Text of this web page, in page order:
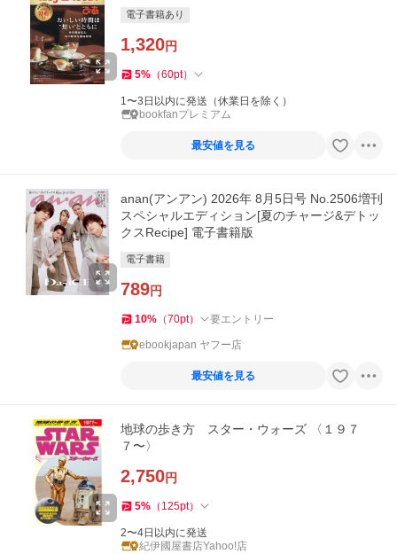
電子書籍あり
1,320円
5% （60pt）
1〜3日以内に発送（休業日を除く）
bookfanプレミアム
最安値を見る
anan(アンアン) 2026年 8月5日号 No.2506増刊
スペシャルエディション[夏のチャージ&デトッ
クスRecipe] 電子書籍版
電子書籍
789円
10% （70pt） 要エントリー
ebookjapan ヤフー店
最安値を見る
地球の歩き方 スター・ウォーズ 〈１９７
７〜〉
2,750円
5% （ 125pt）
2〜4日以内に発送
紀伊國屋書店Yahoo!店